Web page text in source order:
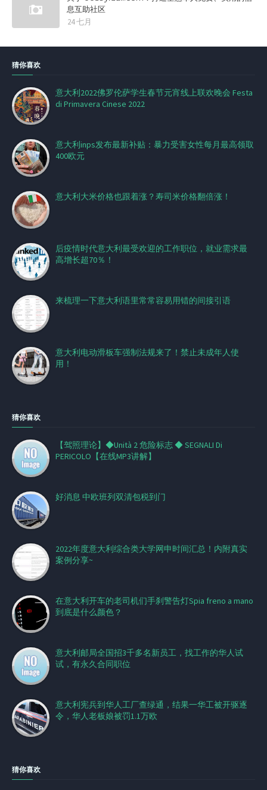
息互助社区
24 七月
猜你喜欢
意大利2022佛罗伦萨学生春节元宵线上联欢晚会 Festa
di Primavera Cinese 2022
意大利inps发布最新补贴：暴力受害女性每月最高领取
400欧元
意大利大米价格也跟着涨？寿司米价格翻倍涨！
后疫情时代意大利最受欢迎的工作职位，就业需求最
高增长超70％！
来梳理一下意大利语里常常容易用错的间接引语
意大利电动滑板车强制法规来了！禁止未成年人使
用！
猜你喜欢
【驾照理论】◆Unità 2 危险标志 ◆ SEGNALI Di
PERICOLO【在线MP3讲解】
好消息 中欧班列双清包税到门
2022年度意大利综合类大学网申时间汇总！内附真实
案例分享~
在意大利开车的老司机们手刹警告灯Spia freno a mano
到底是什么颜色？
意大利邮局全国招3千多名新员工，找工作的华人试
试，有永久合同职位
意大利宪兵到华人工厂查绿通，结果一华工被开驱逐
令，华人老板娘被罚1.1万欧
猜你喜欢